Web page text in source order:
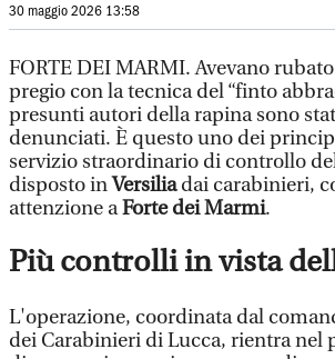
30 maggio 2026 13:58
FORTE DEI MARMI. Avevano
pregio con la tecnica del “finto
presunti autori della rapina sono
denunciati. È questo uno dei
servizio straordinario di controllo
disposto inVersiliadai carabinieri,
attenzione aForte dei Marmi.
Più controlli in vista
L'operazione, coordinata dal
dei Carabinieri di Lucca, rientra nel